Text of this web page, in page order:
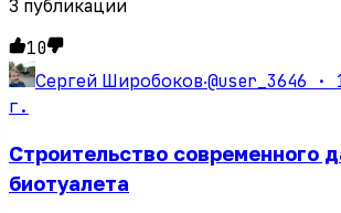
3 публикации
10
Сергей Широбоков·@user_3646 ·
г.
Строительство современного
биотуалета